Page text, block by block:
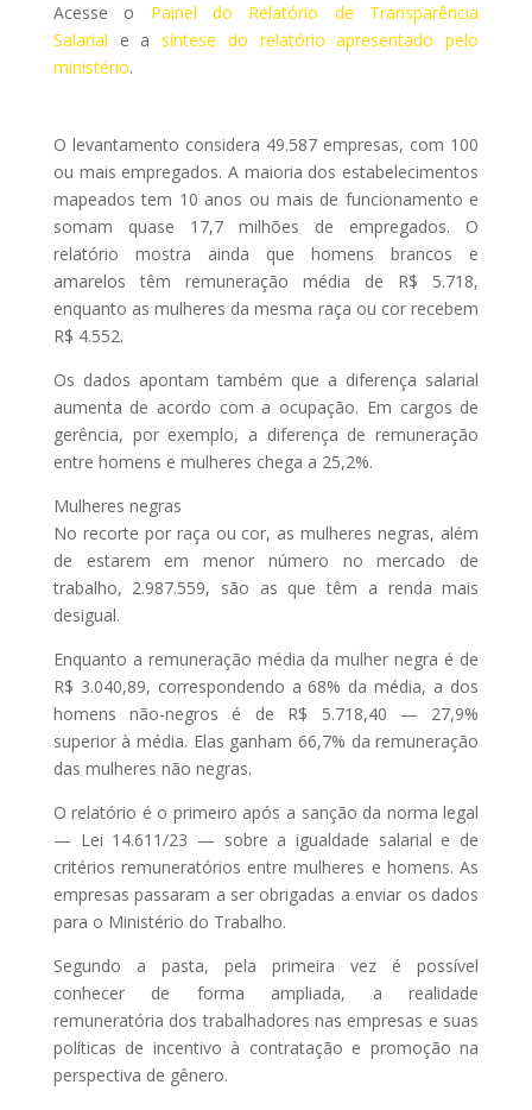
Acesse o Painel do Relatório de Transparência
Salarial e asíntese do relatório apresentado pelo
ministério.
O levantamento considera 49.587 empresas, com 100
ou mais empregados. A maioria dos estabelecimentos
mapeados tem 10 anos ou mais de funcionamento e
somam quase 17,7 milhões de empregados. O
relatório mostra ainda que homens brancos e
amarelos têm remuneração média de R$ 5.718,
enquanto as mulheres da mesma raça ou cor recebem
R$ 4.552.
Os dados apontam também que a diferença salarial
aumenta de acordo com a ocupação. Em cargos de
gerência, por exemplo, a diferença de remuneração
entre homens e mulheres chega a 25,2%.
Mulheres negras
No recorte por raça ou cor, as mulheres negras, além
de estarem em menor número no mercado de
trabalho, 2.987.559, são as que têm a renda mais
desigual.
Enquanto a remuneração média da mulher negra é de
R$ 3.040,89, correspondendo a 68% da média, a dos
homens não-negros é de R$ 5.718,40 — 27,9%
superior à média. Elas ganham 66,7% da remuneração
das mulheres não negras.
O relatório é o primeiro após a sanção da norma legal
— Lei 14.611/23 — sobre a igualdade salarial e de
critérios remuneratórios entre mulheres e homens. As
empresas passaram a ser obrigadas a enviar os dados
para o Ministério do Trabalho.
Segundo a pasta, pela primeira vez é possível
conhecer de forma ampliada, a realidade
remuneratória dos trabalhadores nas empresas e suas
políticas de incentivo à contratação e promoção na
perspectiva de gênero.